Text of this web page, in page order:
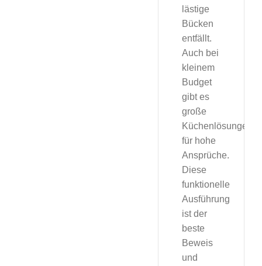
lästige
Bücken
entfällt.
Auch bei
kleinem
Budget
gibt es
große
Küchenlösungen
für hohe
Ansprüche.
Diese
funktionelle
Ausführung
ist der
beste
Beweis
und